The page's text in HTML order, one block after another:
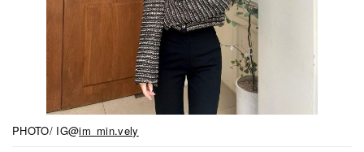
PHOTO/ IG@im_min.vely